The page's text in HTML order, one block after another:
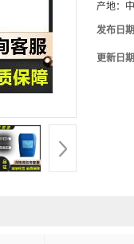
产地：
发布日
更新日